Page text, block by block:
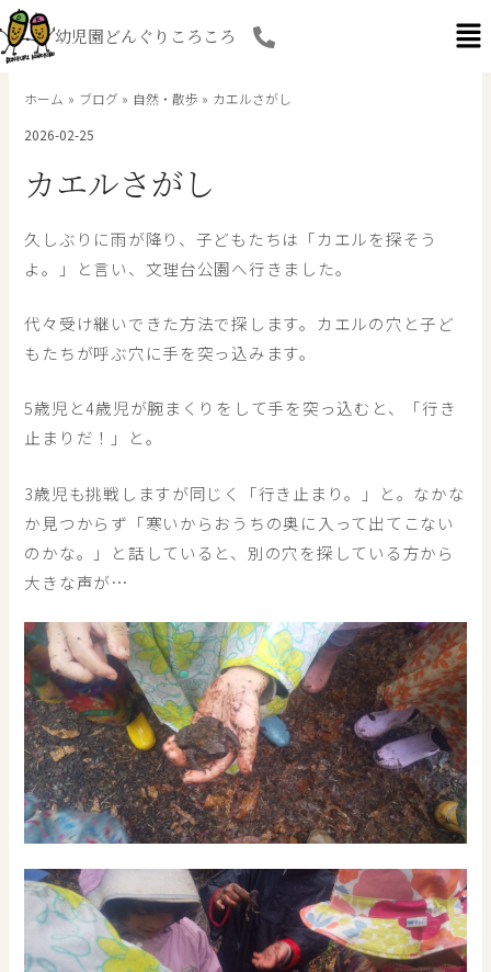
内
容
を
幼児園どんぐりころころ
ホーム ブログ 自然・散歩
カエルさがし
2026-02-25
カエルさがし
久しぶりに雨が降り、子どもたちは「カエルを探そう
よ。」と言い、文理台公園へ行きました。
代々受け継いできた方法で探します。カエルの穴と子ど
もたちが呼ぶ穴に手を突っ込みます。
5歳児と4歳児が腕まくりをして手を突っ込むと、「行き
止まりだ！」と。
3歳児も挑戦しますが同じく「行き止まり。」と。なかな
か見つからず「寒いからおうちの奥に入って出てこない
のかな。」と話していると、別の穴を探している方から
大きな声が…